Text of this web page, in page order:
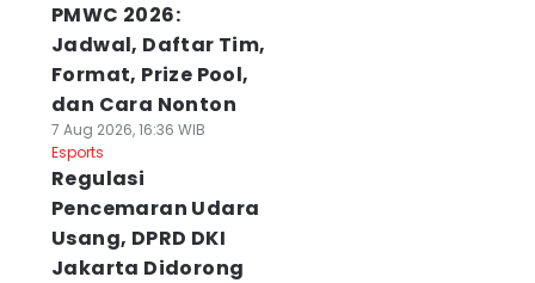
PMWC 2026:
Jadwal, Daftar Tim,
Format, Prize Pool,
dan Cara Nonton
7 Aug 2026, 16:36 WIB
Esports
Regulasi
Pencemaran Udara
Usang, DPRD DKI
Jakarta Didorong